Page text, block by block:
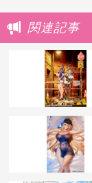
関連記事